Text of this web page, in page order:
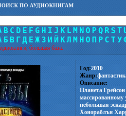
ПО АУДИОКНИГАМ
B C D E F G H I J K L M N O P Q R S T
Б В Г Д Е Ж З И Й КЛ М Н О П Р С Т У
большая база.
Год:2010
Жанр:
Описание:
Планета Грейсон
небольшая
Хонораблън